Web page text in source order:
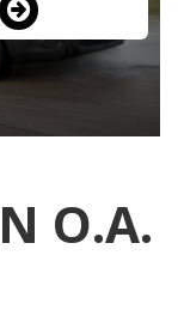
O.A.